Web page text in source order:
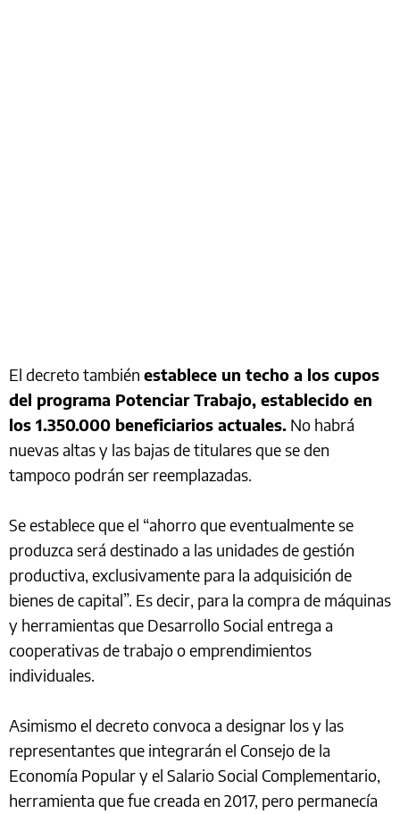
El decreto también establece un techo a los cupos
del programa Potenciar Trabajo, establecido en
los 1.350.000 beneficiarios actuales. No habrá
nuevas altas y las bajas de titulares que se den
tampoco podrán ser reemplazadas.
Se establece que el “ahorro que eventualmente se
produzca será destinado a las unidades de gestión
productiva, exclusivamente para la adquisición de
bienes de capital”. Es decir, para la compra de máquinas
y herramientas que Desarrollo Social entrega a
cooperativas de trabajo o emprendimientos
individuales.
Asimismo el decreto convoca a designar los y las
representantes que integrarán el Consejo de la
Economía Popular y el Salario Social Complementario,
herramienta que fue creada en 2017, pero permanecía